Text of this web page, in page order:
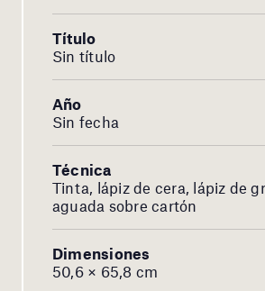
Título
Sin título
Año
Sin fecha
Técnica
Tinta, lápiz de cera, lápiz de
aguada sobre cartón
Dimensiones
50,6 × 65,8 cm